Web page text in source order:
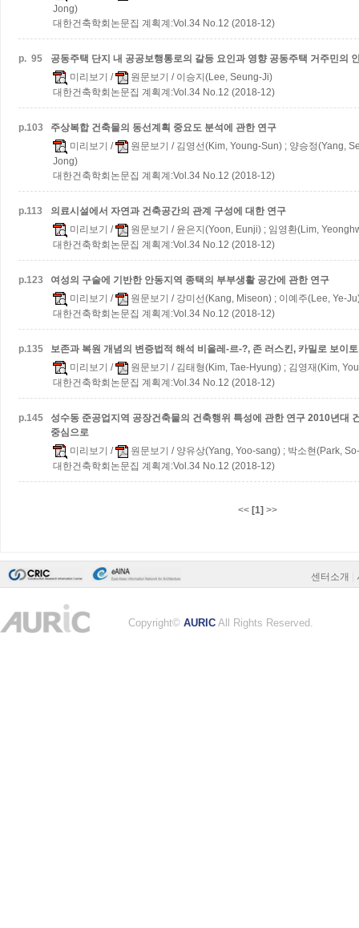
Jong)
대한건축학회논문집 계획계:Vol.34 No.12 (2018-12)
p. 95 공동주택 단지 내 공공보행통로의 갈등 요인과 영향 공동주택 거주민의
미리보기 / 원문보기 / 이승지(Lee, Seung-Ji)
대한건축학회논문집 계획계:Vol.34 No.12 (2018-12)
p.103
주상복합 건축물의 동선계획 중요도 분석에 관한 연구
미리보기 / 원문보기 / 김영선(Kim, Young-Sun) ; 양승정(Yang,
Jong)
대한건축학회논문집 계획계:Vol.34 No.12 (2018-12)
p.113
의료시설에서 자연과 건축공간의 관계 구성에 대한 연구
미리보기 / 원문보기 / 윤은지(Yoon, Eunji) ; 임영환(Lim,
대한건축학회논문집 계획계:Vol.34 No.12 (2018-12)
p.123
여성의 구술에 기반한 안동지역 종택의 부부생활 공간에 관한 연구
미리보기 / 원문보기 / 강미선(Kang, Miseon) ; 이예주(Lee, Ye-
대한건축학회논문집 계획계:Vol.34 No.12 (2018-12)
p.135 보존과 복원 개념의 변증법적 해석 비올레-르-?, 존 러스킨, 카밀로 보이
미리보기 / 원문보기 / 김태형(Kim, Tae-Hyung) ; 김영재(Kim,
대한건축학회논문집 계획계:Vol.34 No.12 (2018-12)
p.145 성수동 준공업지역 공장건축물의 건축행위 특성에 관한 연구 2010년대
중심으로
미리보기 / 원문보기 / 양유상(Yang, Yoo-sang) ; 박소현(Park,
대한건축학회논문집 계획계:Vol.34 No.12 (2018-12)
<< [1] >>
센터소개
Copyright© AURIC All Rights Reserved.